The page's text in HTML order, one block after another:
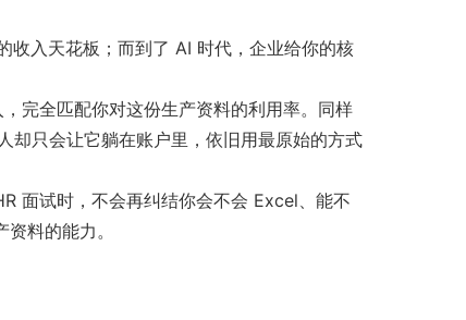
收入天花板；而到了 AI 时代，企业给你的核
完全匹配你对这份生产资料的利用率。同样
只会让它躺在账户里，依旧用最原始的方式
面试时，不会再纠结你会不会 Excel、能不
料的能力。